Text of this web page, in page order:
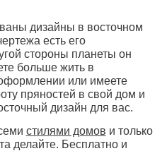
дизайны в восточном
есть его
стороны планеты он
больше жить в
или имеете
пряностей в свой дом и
дизайн для вас.
стилями домов и только
делайте. Бесплатно и